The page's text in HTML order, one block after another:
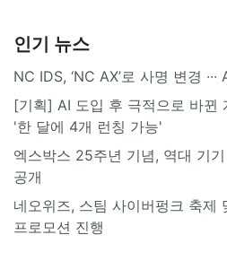
인기 뉴스
NC IDS, ‘NC AX’로 사명 변경
[기획] AI 도입 후 극적으로 바뀐
'한 달에 4개 런칭 가능'
엑스박스 25주년 기념, 역대 기
공개
네오위즈, 스팀 사이버펑크 축제
프로모션 진행